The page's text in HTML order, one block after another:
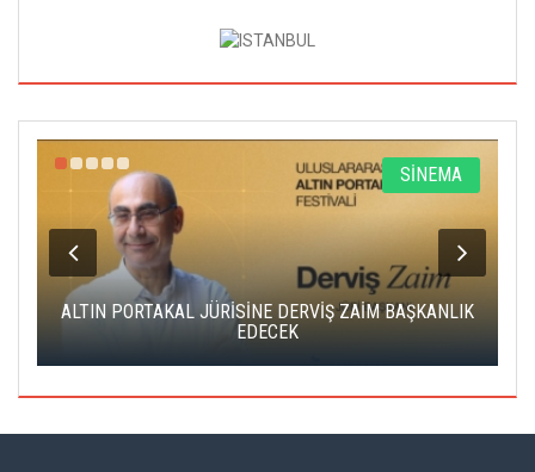
SİNEMA
ALTIN PORTAKAL JÜRİSİNE DERVİŞ ZAİM BAŞKANLIK
EDECEK